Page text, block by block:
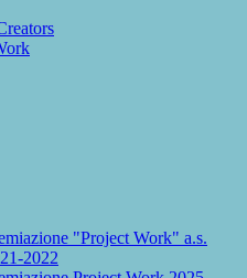
"Project Work" a.s.
2022